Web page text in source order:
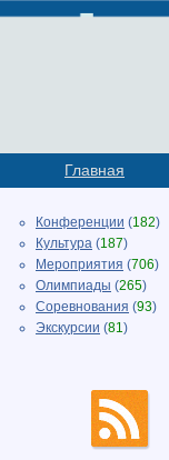
Главная
Конференции (182)
Культура (187)
Мероприятия (706)
Олимпиады (265)
Соревнования (93)
Экскурсии (81)